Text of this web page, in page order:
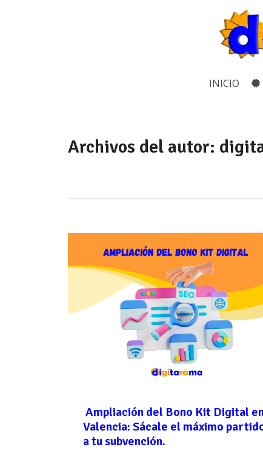
INICIO
Archivos del autor:
Ampliación del Bono Kit Digital
Valencia: Sácale el máximo
a tu subvención.